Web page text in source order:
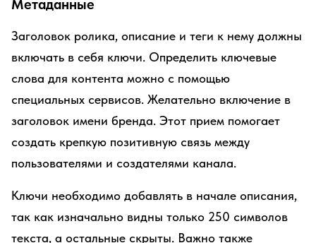
Метаданные
Заголовок ролика, описание и теги к нему должны
включать в себя ключи. Определить ключевые
слова для контента можно с помощью
специальных сервисов. Желательно включение в
заголовок имени бренда. Этот прием помогает
создать крепкую позитивную связь между
пользователями и создателями канала.
Ключи необходимо добавлять в начале описания,
так как изначально видны только 250 символов
текста, а остальные скрыты. Важно также